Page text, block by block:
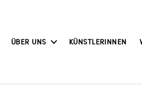
ÜBER UNS KÜNSTLERINNEN